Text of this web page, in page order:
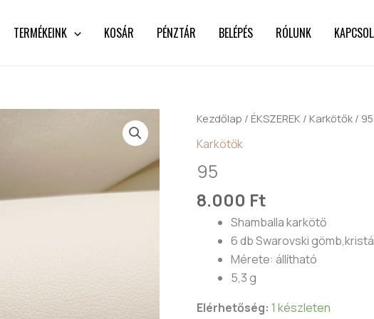
TERMÉKEINK KOSÁR PÉNZTÁR BELÉPÉS RÓLUNK
Kezdőlap / ÉKSZEREK / Karkötők / 95
Karkötők
95
8.000 Ft
Shamballa karkötő
6 db Swarovski
Mérete: állítható
5,3 g
Elérhetőség: 1 készleten
95
mennyiség